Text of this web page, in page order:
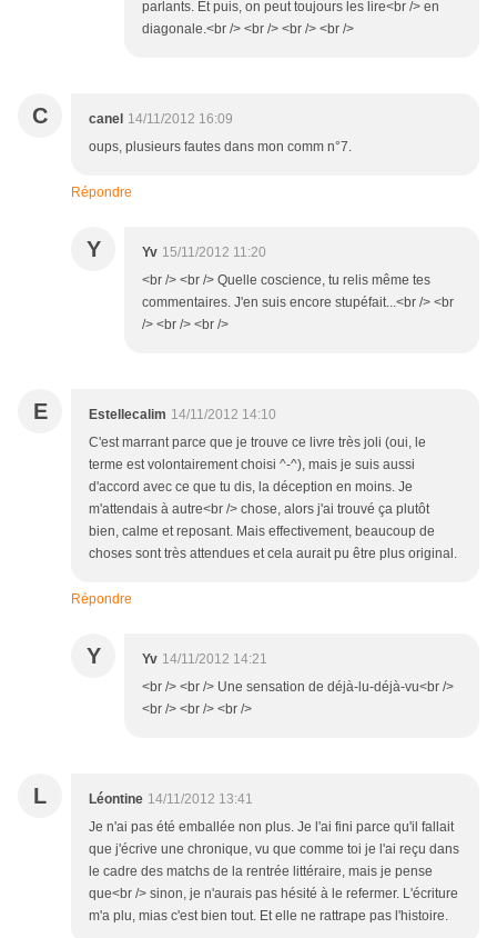
parlants. Et puis, on peut toujours les lire<br /> en
diagonale.<br /> <br /> <br /> <br />
C canel 14/11/2012 16:09
oups, plusieurs fautes dans mon comm n°7.
Répondre
Y Yv 15/11/2012 11:20
<br /> <br /> Quelle coscience, tu relis même tes
commentaires. J'en suis encore stupéfait...<br /> <br
/> <br /> <br />
E Estellecalim 14/11/2012 14:10
C'est marrant parce que je trouve ce livre très joli (oui, le
terme est volontairement choisi ^-^), mais je suis aussi
d'accord avec ce que tu dis, la déception en moins. Je
m'attendais à autre<br /> chose, alors j'ai trouvé ça plutôt
bien, calme et reposant. Mais effectivement, beaucoup de
choses sont très attendues et cela aurait pu être plus original.
Répondre
Y Yv 14/11/2012 14:21
<br /> <br /> Une sensation de déjà-lu-déjà-vu<br />
<br /> <br /> <br />
L Léontine 14/11/2012 13:41
Je n'ai pas été emballée non plus. Je l'ai fini parce qu'il fallait
que j'écrive une chronique, vu que comme toi je l'ai reçu dans
le cadre des matchs de la rentrée littéraire, mais je pense
que<br /> sinon, je n'aurais pas hésité à le refermer. L'écriture
m'a plu, mias c'est bien tout. Et elle ne rattrape pas l'histoire.